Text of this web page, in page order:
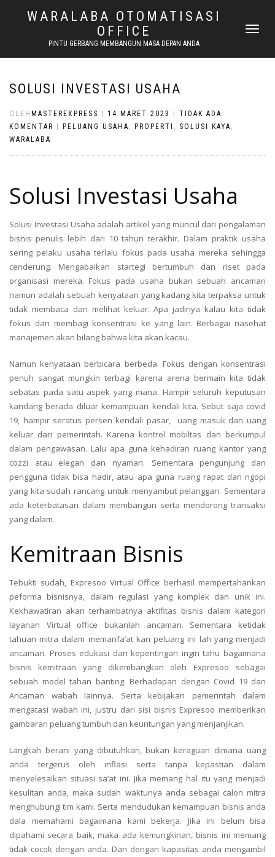
WARALABA OTOMATISASI
OFFICE
PINTU GERBANG MEMBANGUN MASA DEPAN ANDA
NAVIGASI
SOLUSI INVESTASI USAHA
OLEH MASTEREXPRESS 14 MARET 2023
TIDAK ADA
KOMENTAR
PELUANG USAHA , PROPERTI , SOLUSI KAYA ,
WARALABA
Solusi Investasi Usaha
Solusi Investasi Usaha adalah artikel yang muncul dari pengalaman
bisnis penulis lebih dari 10 tahun terakhir. Dalam praktik usaha
sering pelaku usaha terlalu fokus pada usaha mereka sehingga
cenderung. Mengabaikan startegi bertumbuh dan riset pada
organisasi mereka. Fokus pada usaha bukan sebuah ancaman
namun adalah sebuah kenyataan yang kadang kita terpaksa untuk
tidak membaca dan melihat keluar. Apa jadinya kalau kita tidak
fokus dan membagi konsentrasi ke yang lain. Berbagai nasehat
manajemen akan bilang bahwa kita akan kacau.
Namun kenyataan berbicara berbeda. Fokus dengan konsentrasi
penuh sangat mungkin terbagi karena arena bermain kita tidak
sebatas pada satu aspek yang mana. Hampir seluruh keputusan
kandang berada diluar kemampuan kendali kita. Sebut saja covid
19, hampir seratus persen kendali pasar, uang masuk dan uang
keluar dari pemerintah. Karena kontrol mobiltas dan berkumpul
dalam pengawasan. Lalu apa guna kehadiran ruang kantor yang
cozzi atau elegan dan nyaman. Sementara pengunjung dan
pengguna tidak bisa hadir, atau apa guna ruang rapat dan ngopi
yang kita sudah rancang untuk menyambut pelanggan. Sementara
ada keterbatasan dalam membangun serta mendorong transaksi
yang dalam.
Kemitraan Bisnis
Tebukti sudah, Expresoo Virtual Office berhasil mempertahankan
peforma bisnisnya, dalam regulasi yang komplek dan unik ini.
Kekhawatiran akan terhambatnya aktifitas bisnis dalam kategori
layanan Virtual office bukanlah ancaman. Sementara ketidak
tahuan mitra dalam memanfa’at kan peluang ini lah yang menjadi
ancaman. Proses edukasi dan kepentingan ingin tahu bagaimana
bisnis kemitraan yang dikembangkan oleh Expresoo sebagai
sebuah model tahan banting. Berhadapan dengan Covid 19 dan
Ancaman wabah lainnya. Serta kebijakan pemerintah dalam
mengatasi wabah ini, justru dari sisi bisnis Expresoo memberikan
gambaran peluang tumbuh dan keuntungan yang menjanjikan.
Langkah berani yang dibutuhkan, bukan keraguan dimana uang
anda tergerus oleh inflasi serta tanpa kepastian dalam
menyelesaikan situasi sa’at ini. Jika memang hal itu yang menjadi
kesulitan anda, maka sudah waktunya anda sebagai calon mitra
menghubungi tim kami. Serta mendudukan kemampuan bisnis anda
dala memahami bagaimana kami bekerja. Jika ini belum bisa
dipahami secara baik, maka ada kemungkinan, bisnis ini memang
tidak cocok dengan anda. Dan dengan kapasitas anda mengambil